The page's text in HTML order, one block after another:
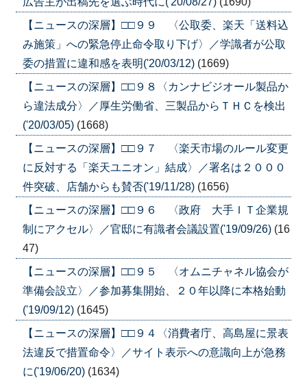
【ニュースの深層】□□９９ 〈公取委、楽天「送料込
み施策」への緊急停止命令取り下げ〉／学識者が公取
委の措置に違和感を表明('20/03/12) (1669)
【ニュースの深層】□□９８〈カンナビジオール製品か
ら違法成分〉／厚生労働省、三製品からＴＨＣを検出
('20/03/05) (1668)
【ニュースの深層】□□９７ 〈楽天市場のルール変更
に反対する「楽天ユニオン」結成〉／署名は２０００
件突破、店舗からも賛否('19/11/28) (1656)
【ニュースの深層】□□９６ 〈政府 大手ＩＴ企業規
制にアクセル〉／官邸に有識者会議設置('19/09/26) (16
47)
【ニュースの深層】□□９５ 〈オムニチャネル協会が
準備会設立〉／参加募集開始、２０年以降に本格始動
('19/09/12) (1645)
【ニュースの深層】□□９４〈消費者庁、高島屋に景表
法違反で措置命令〉／サイト表示への意識向上が急務
に('19/06/20) (1634)